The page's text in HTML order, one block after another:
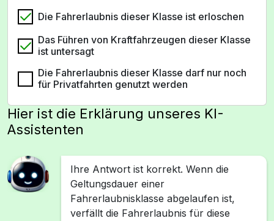
Die Fahrerlaubnis dieser Klasse ist erloschen
Das Führen von Kraftfahrzeugen dieser Klasse
ist untersagt
Die Fahrerlaubnis dieser Klasse darf nur noch
für Privatfahrten genutzt werden
Hier ist die Erklärung unseres KI-
Assistenten
Ihre Antwort ist korrekt. Wenn die
Geltungsdauer einer
Fahrerlaubnisklasse abgelaufen ist,
verfällt die Fahrerlaubnis für diese